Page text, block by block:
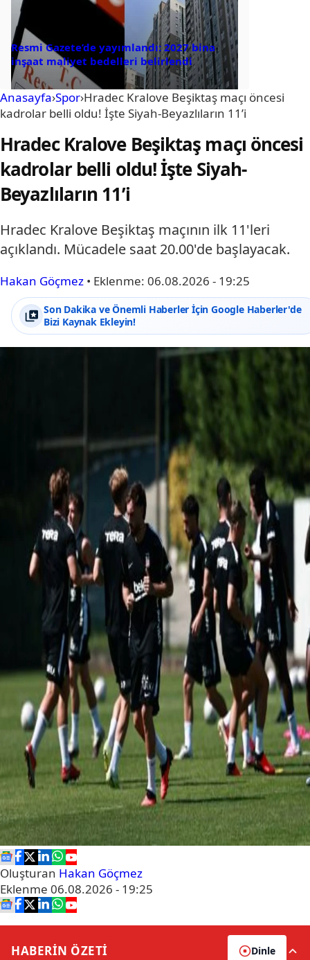
Resmi Gazete’de yayımlandı: 2027 bina
inşaat maliyet bedelleri belirlendi
Anasayfa›Spor›Hradec Kralove Beşiktaş maçı öncesi
kadrolar belli oldu! İşte Siyah-Beyazlıların 11’i
Hradec Kralove Beşiktaş maçı öncesi
kadrolar belli oldu! İşte Siyah-
Beyazlıların 11’i
Hradec Kralove Beşiktaş maçının ilk 11'leri
açıklandı. Mücadele saat 20.00'de başlayacak.
Hakan Göçmez • Eklenme: 06.08.2026 - 19:25
Son Dakika ve Önemli Haberler İçin Google Haberler'de
Bizi Kaynak Ekleyin!
Oluşturan Hakan Göçmez
Eklenme 06.08.2026 - 19:25
HABERİN ÖZETİ Dinle